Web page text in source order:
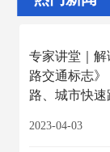
专家讲堂｜
路交通标志
路、城市快
2023-04-03